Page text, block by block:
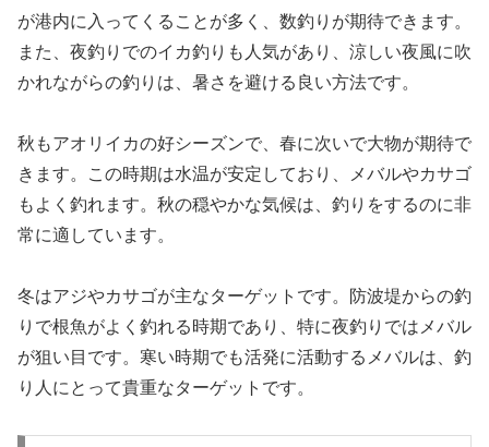
が港内に入ってくることが多く、数釣りが期待できます。
また、夜釣りでのイカ釣りも人気があり、涼しい夜風に吹
かれながらの釣りは、暑さを避ける良い方法です。
秋もアオリイカの好シーズンで、春に次いで大物が期待で
きます。この時期は水温が安定しており、メバルやカサゴ
もよく釣れます。秋の穏やかな気候は、釣りをするのに非
常に適しています。
冬はアジやカサゴが主なターゲットです。防波堤からの釣
りで根魚がよく釣れる時期であり、特に夜釣りではメバル
が狙い目です。寒い時期でも活発に活動するメバルは、釣
り人にとって貴重なターゲットです。